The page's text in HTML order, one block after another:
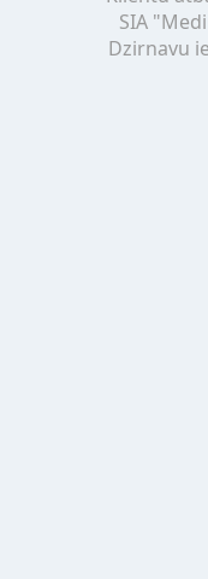
SIA
Dzirnavu